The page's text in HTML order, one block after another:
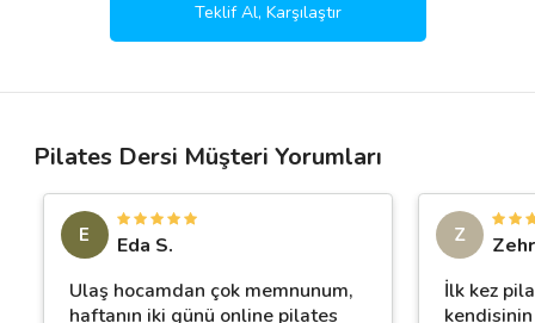
Teklif Al, Karşılaştır
Pilates Dersi Müşteri Yorumları
E
Eda S.
Ulaş hocamdan çok memnunum,
haftanın iki günü online pilates
Z
İlk kez